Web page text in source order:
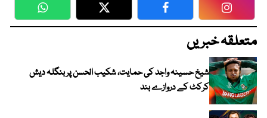
WhatsApp Twitter Facebook
متعلقہ خبریں
شیخ حسینہ واجد کی حمایت، شکیب الحسن پر بنگلہ دیش
کرکٹ کے دروازے بند